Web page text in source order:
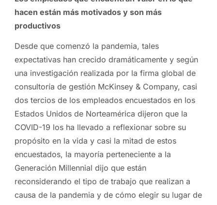
hacen están más motivados y son más
productivos
Desde que comenzó la pandemia, tales
expectativas han crecido dramáticamente y según
una investigación realizada por la firma global de
consultoría de gestión McKinsey & Company, casi
dos tercios de los empleados encuestados en los
Estados Unidos de Norteamérica dijeron que la
COVID-19 los ha llevado a reflexionar sobre su
propósito en la vida y casi la mitad de estos
encuestados, la mayoría perteneciente a la
Generación Millennial dijo que están
reconsiderando el tipo de trabajo que realizan a
causa de la pandemia y de cómo elegir su lugar de